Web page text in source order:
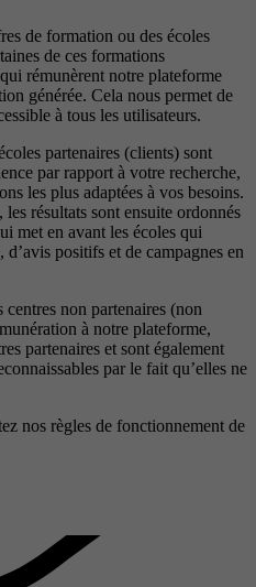
de formation ou des écoles
de ces formations
rémunèrent notre plateforme
générée. Cela nous permet de
à tous les utilisateurs.
partenaires (clients) sont
par rapport à votre recherche,
les plus adaptées à vos besoins.
résultats sont ensuite ordonnés
met en avant les écoles qui
positifs et de campagnes en
non partenaires (non
à notre plateforme,
partenaires et sont également
par le fait qu’elles ne
nos règles de fonctionnement de